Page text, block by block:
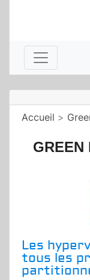
Accueil >
GREEN
Les
tous les